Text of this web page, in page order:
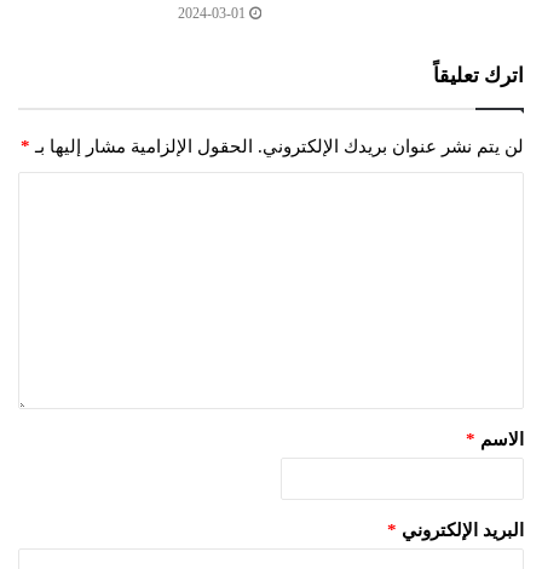
2024-03-01
اترك تعليقاً
لن يتم نشر عنوان بريدك الإلكتروني. الحقول الإلزامية مشار إليها بـ *
الاسم *
البريد الإلكتروني *